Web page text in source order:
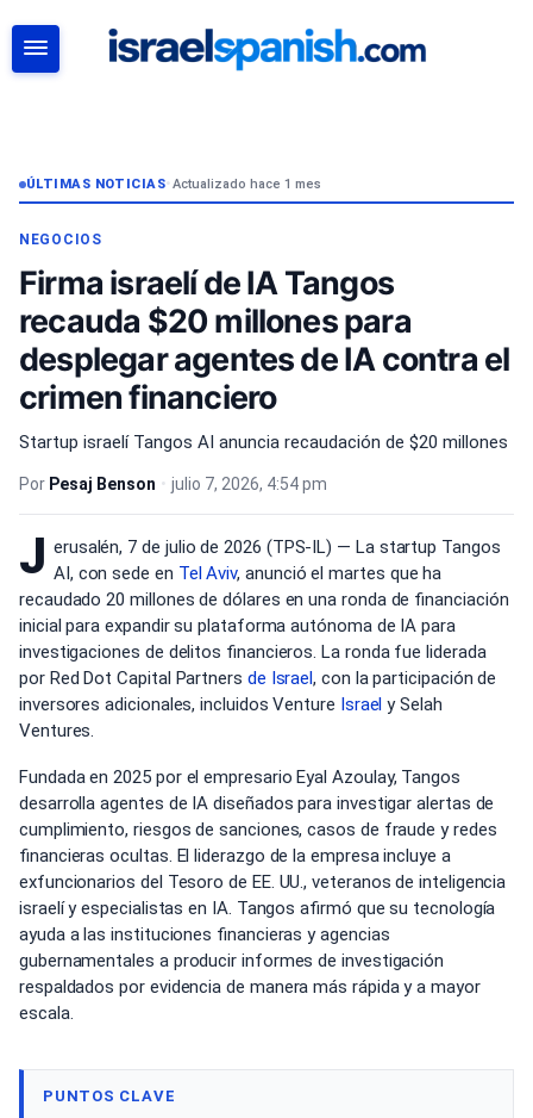
ÚLTIMAS NOTICIAS• Actualizado hace 1 mes
NEGOCIOS
Firma israelí de IA Tangos
recauda $20 millones para
desplegar agentes de IA contra el
crimen financiero
Startup israelí Tangos AI anuncia recaudación de $20 millones
Por Pesaj Benson • julio 7, 2026, 4:54 pm
J erusalén, 7 de julio de 2026 (TPS-IL) — La startup Tangos
AI, con sede en Tel Aviv, anunció el martes que ha
recaudado 20 millones de dólares en una ronda de financiación
inicial para expandir su plataforma autónoma de IA para
investigaciones de delitos financieros. La ronda fue liderada
por Red Dot Capital Partners de Israel, con la participación de
inversores adicionales, incluidos Venture Israel y Selah
Ventures.
Fundada en 2025 por el empresario Eyal Azoulay, Tangos
desarrolla agentes de IA diseñados para investigar alertas de
cumplimiento, riesgos de sanciones, casos de fraude y redes
financieras ocultas. El liderazgo de la empresa incluye a
exfuncionarios del Tesoro de EE. UU., veteranos de inteligencia
israelí y especialistas en IA. Tangos afirmó que su tecnología
ayuda a las instituciones financieras y agencias
gubernamentales a producir informes de investigación
respaldados por evidencia de manera más rápida y a mayor
escala.
PUNTOS CLAVE